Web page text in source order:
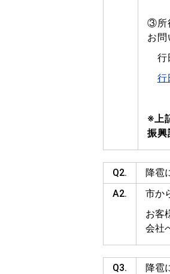
③所
お問
行
行
※上
振興
Q2.
降雹
A2.
市か
お客
会社
Q3.
降雹